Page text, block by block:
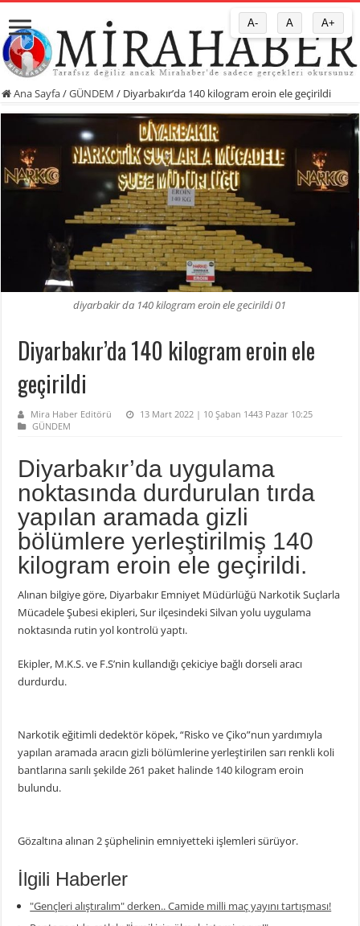
Ana Sayfa/GÜNDEM / Diyarbakır’da 140 kilogram eroin ele geçirildi
diyarbakir da 140 kilogram eroin ele gecirildi 01
Diyarbakır’da 140 kilogram eroin ele
geçirildi
Mira Haber Editörü
13 Mart 2022 | 10 Şaban 1443 Pazar 10:25
GÜNDEM
Diyarbakır’da uygulama
noktasında durdurulan tırda
yapılan aramada gizli
bölümlere yerleştirilmiş 140
kilogram eroin ele geçirildi.
Alınan bilgiye göre, Diyarbakır Emniyet Müdürlüğü Narkotik Suçlarla
Mücadele Şubesi ekipleri, Sur ilçesindeki Silvan yolu uygulama
noktasında rutin yol kontrolü yaptı.
Ekipler, M.K.S. ve F.S’nin kullandığı çekiciye bağlı dorseli aracı
durdurdu.
Narkotik eğitimli dedektör köpek, “Risko ve Çiko”nun yardımıyla
yapılan aramada aracın gizli bölümlerine yerleştirilen sarı renkli koli
bantlarına sarılı şekilde 261 paket halinde 140 kilogram eroin
bulundu.
Gözaltına alınan 2 şüphelinin emniyetteki işlemleri sürüyor.
İlgili Haberler
"Gençleri alıştıralım" derken.. Camide milli maç yayını tartışması!
A- A A+